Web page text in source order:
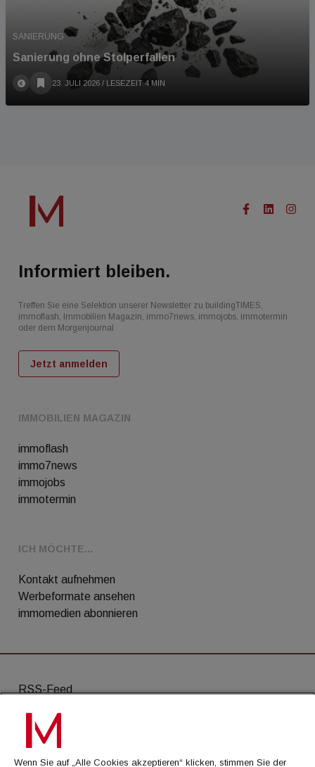
SANIERUNG
Sanierung ohne Stolperfallen
23. JULI 2026 / LESEZEIT 4 MIN
IMMOBILIEN MAGAZIN
immoflash
immo7news
immojobs
immotermin
ICH MÖCHTE...
Kontakt aufnehmen
Werbeformate ansehen
immomedien abonnieren
Informiert bleiben.
Treffen Sie eine Selektion unserer Newsletter zu buildingTIMES,
immoflash, Immobilien Magazin, immo7news, immojobs, immotermin
oder dem Morgenjournal
Jetzt anmelden
RSS-Feed
AGB
Datenschutz
Wenn Sie auf „Alle Cookies akzeptieren“ klicken, stimmen Sie der